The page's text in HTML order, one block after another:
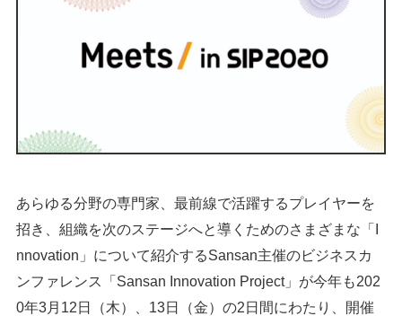
あらゆる分野の専門家、最前線で活躍するプレイヤーを
招き、組織を次のステージへと導くためのさまざまな「I
nnovation」について紹介するSansan主催のビジネスカ
ンファレンス「Sansan Innovation Project」が今年も202
0年3月12日（木）、13日（金）の2日間にわたり、開催